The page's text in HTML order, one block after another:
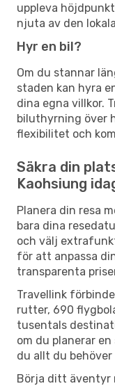
uppleva
njuta av den
Hyr en bil?
Om du stannar
staden kan hyra
dina egna villkor.
biluthyrning över
flexibilitet och
Säkra din
Kaohsiung
Planera din resa
bara dina
och välj
för att anpassa
transparenta
Travellink
rutter, 690
tusentals
om du planerar
du allt du
Börja ditt äventyr